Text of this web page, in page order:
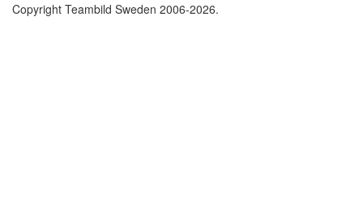
Copyright Teambild Sweden 2006-2026.